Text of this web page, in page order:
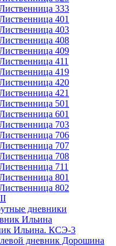
333
401
403
408
409
411
419
420
421
501
601
703
706
707
708
711
801
802
дневники
Ильина
Ильина. КСЭ-3
дневник Дорошина